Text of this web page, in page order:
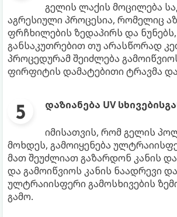
გელის ლაქის მოცილება
აგრესიული პროცესია, რომელიც
ფრჩხილების ზედაპირს და ნუნებს,
განსაკუთრებით თუ არასწორად
პროცედურამ შეიძლება
ფირფიტის დამატებითი ტრავმა და
დაზიანება UV
იმისათვის, რომ გელის
მოხდეს, გამოიყენება
მათ შეუძლიათ გაზარდონ კანის
და გამოიწვიოს კანის ნაადრევი
ულტრაიისფერი გამოსხივების
გამო.